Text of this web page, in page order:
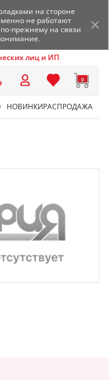
на стороне
не работают
прежнему на связи
лиц и ИП
0
НОВИНКИРАСПРОДАЖА